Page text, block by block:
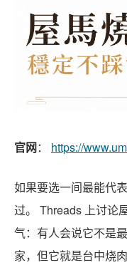
官网： https://
如果要选一间最能代
过。 Threads 上讨论
气：有人会说它不是
家，但它就是台中烧